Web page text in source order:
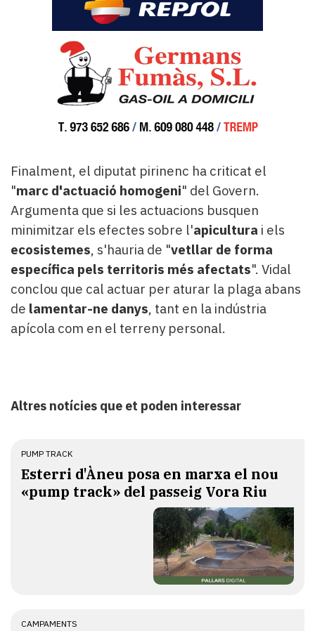
Finalment, el diputat pirinenc ha criticat el
"marc d'actuació homogeni" del Govern.
Argumenta que si les actuacions busquen
minimitzar els efectes sobre l'apicultura i els
ecosistemes, s'hauria de "vetllar de forma
específica pels territoris més afectats". Vidal
conclou que cal actuar per aturar la plaga abans
de lamentar-ne danys, tant en la indústria
apícola com en el terreny personal.
Altres notícies que et poden interessar
PUMP TRACK
Esterri d'Àneu posa en marxa el nou
«pump track» del passeig Vora Riu
CAMPAMENTS